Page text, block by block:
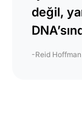
değil,
-Reid Hoffman